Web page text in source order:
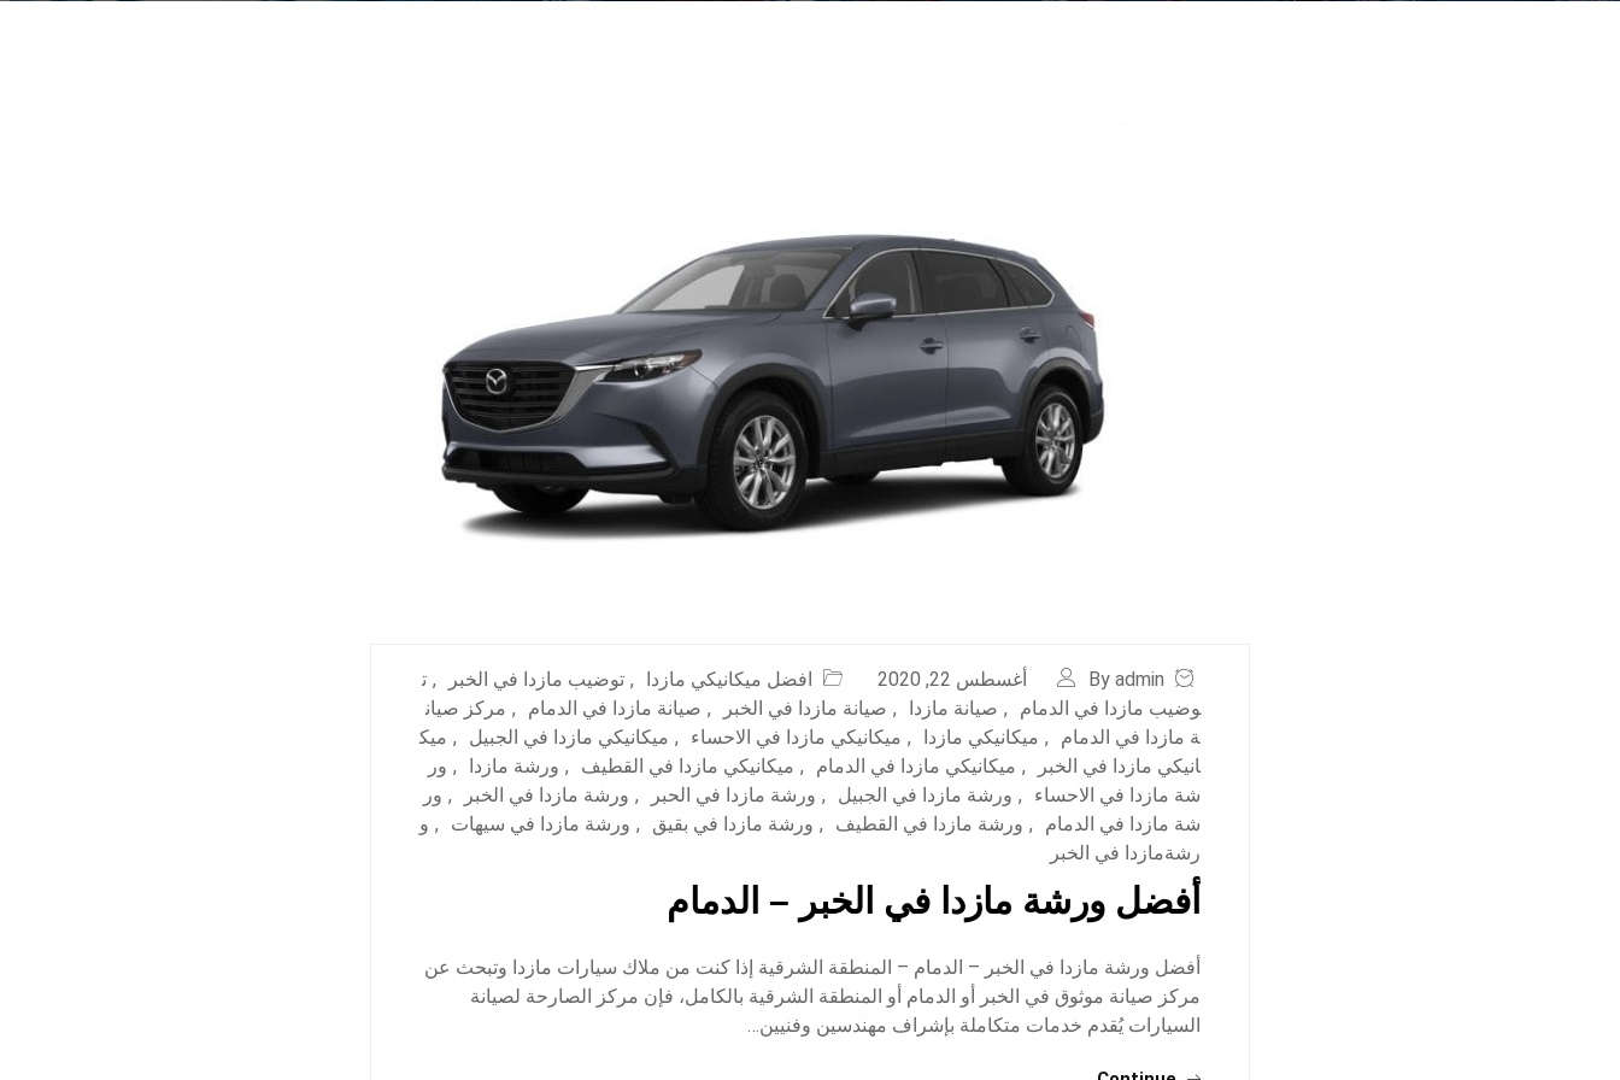
By admin أغسطس 22, 2020 افضل ميكانيكي مازدا , توضيب مازدا في الخبر , ت
وضيب مازدا في الدمام
, صيانة مازدا , صيانة مازدا في الخبر , صيانة مازدا في الدمام , مركز صيان
ة مازدا في الدمام
, ميكانيكي مازدا , ميكانيكي مازدا في الاحساء , ميكانيكي مازدا في الجبيل , ميك
انيكي مازدا في الخبر
, ميكانيكي مازدا في الدمام , ميكانيكي مازدا في القطيف , ورشة مازدا , ور
شة مازدا في الاحساء
, ورشة مازدا في الجبيل , ورشة مازدا في الحبر , ورشة مازدا في الخبر , ور
شة مازدا في الدمام
, ورشة مازدا في القطيف , ورشة مازدا في بقيق , ورشة مازدا في سيهات , و
رشةمازدا في الخبر
أفضل ورشة مازدا في الخبر – الدمام
أفضل ورشة مازدا في الخبر – الدمام – المنطقة الشرقية إذا كنت من ملاك سيارات مازدا وتبحث عن
مركز صيانة موثوق في الخبر أو الدمام أو المنطقة الشرقية بالكامل، فإن مركز الصارحة لصيانة
السيارات يُقدم خدمات متكاملة بإشراف مهندسين وفنيين…